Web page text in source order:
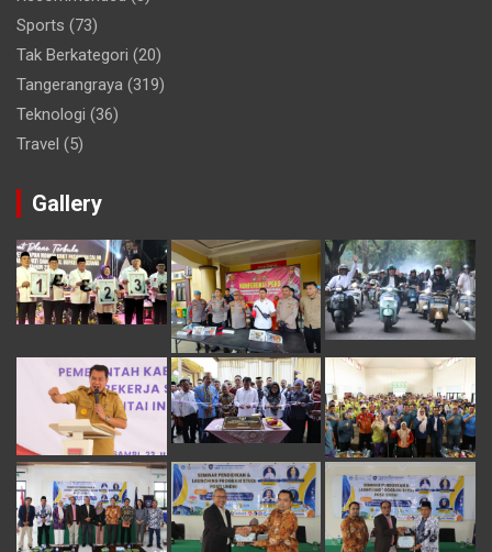
Sports (73)
Tak Berkategori (20)
Tangerangraya (319)
Teknologi (36)
Travel (5)
Gallery